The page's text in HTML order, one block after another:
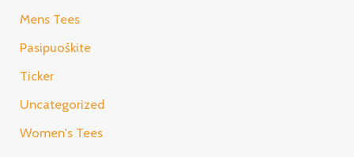
Mens Tees
Pasipuoškite
Ticker
Uncategorized
Women's Tees